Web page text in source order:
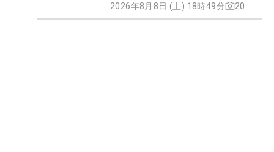
2026年8月8日 (土) 18時49分 20